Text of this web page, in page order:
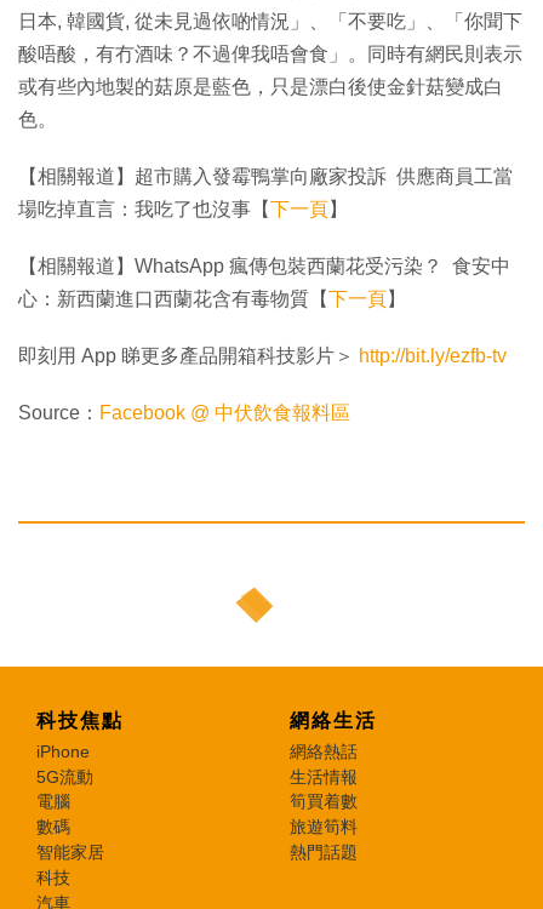
日本, 韓國貨, 從未見過依啲情況」、「不要吃」、「你聞下
酸唔酸，有冇酒味？不過俾我唔會食」。同時有網民則表示
或有些內地製的菇原是藍色，只是漂白後使金針菇變成白
色。
【相關報道】超市購入發霉鴨掌向廠家投訴 供應商員工當
場吃掉直言：我吃了也沒事【下一頁】
【相關報道】WhatsApp 瘋傳包裝西蘭花受污染？ 食安中
心：新西蘭進口西蘭花含有毒物質【下一頁】
即刻用 App 睇更多產品開箱科技影片＞ http://bit.ly/ezfb-tv
Source： Facebook @ 中伏飲食報料區
科技焦點
iPhone
5G流動
電腦
數碼
智能家居
科技
汽車
網絡生活
網絡熱話
生活情報
筍買着數
旅遊筍料
熱門話題